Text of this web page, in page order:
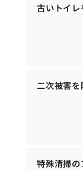
古いトイ
二次被害
特殊清掃